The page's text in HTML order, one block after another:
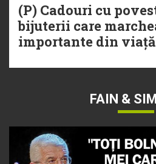
(P) Cadouri cu
bijuterii care
importante din viață
FAIN &